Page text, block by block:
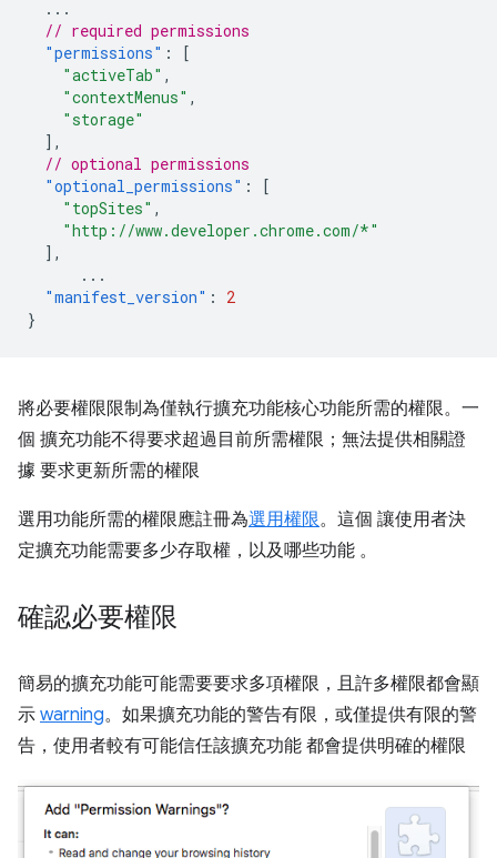
...
// required permissions
"permissions" :
[
"activeTab" ,
"contextMenus" ,
"storage"
],
// optional permissions
"optional_permissions" :
[
"topSites" ,
"http://www.developer.chrome.com/*"
],
...
"manifest_version" :
2
}
將必要權限限制為僅執行擴充功能核心功能所需的權限。一
個 擴充功能不得要求超過目前所需權限；無法提供相關證
據 要求更新所需的權限
選用功能所需的權限應註冊為選用權限。這個 讓使用者決
定擴充功能需要多少存取權，以及哪些功能 。
確認必要權限
簡易的擴充功能可能需要要求多項權限，且許多權限都會顯
示 warning。如果擴充功能的警告有限，或僅提供有限的警
告，使用者較有可能信任該擴充功能 都會提供明確的權限